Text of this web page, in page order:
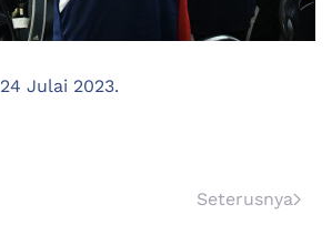
24 Julai 2023.
Seterusnya